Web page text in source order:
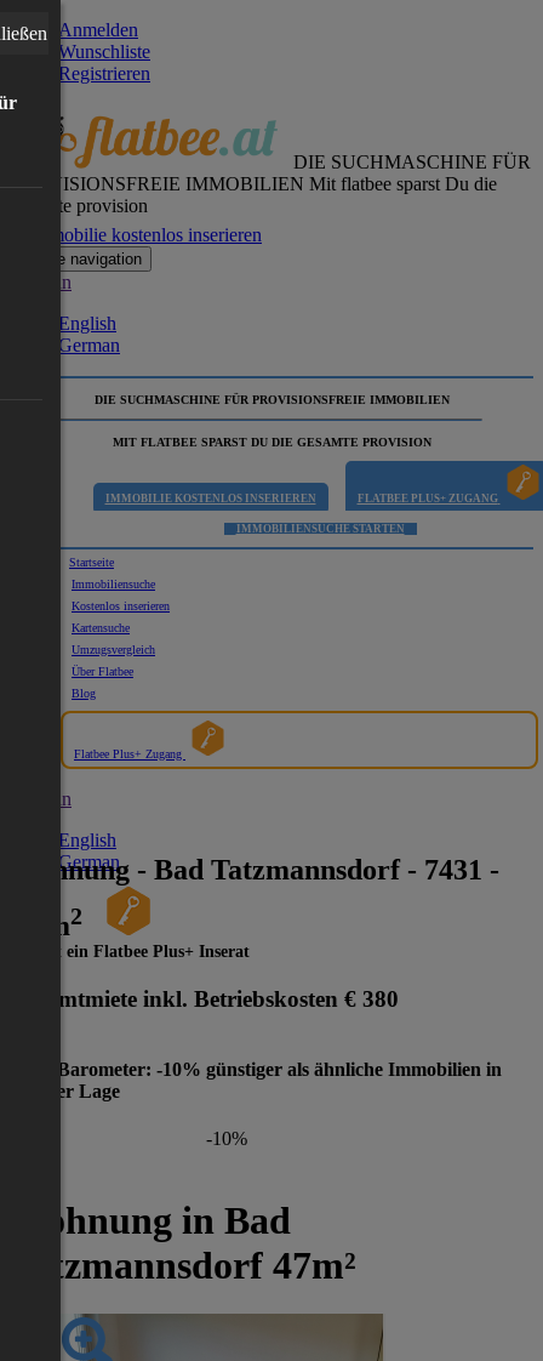
Anmelden
Wunschliste
Registrieren
DIE SUCHMASCHINE FÜR
PROVISIONSFREIE IMMOBILIEN Mit flatbee sparst Du die
gesamte provision
Immobilie kostenlos inserieren
Toggle navigation
German
English
German
DIE SUCHMASCHINE FÜR PROVISIONSFREIE IMMOBILIEN
MIT FLATBEE SPARST DU DIE GESAMTE PROVISION
IMMOBILIE KOSTENLOS INSERIEREN FLATBEE PLUS+ ZUGANG
IMMOBILIENSUCHE STARTEN
Startseite
Immobiliensuche
Kostenlos inserieren
Kartensuche
Umzugsvergleich
Über Flatbee
Blog
Flatbee Plus+ Zugang
German
English
German
Wohnung - Bad Tatzmannsdorf - 7431 -
47 m2
Dies ist ein Flatbee Plus+ Inserat
Gesamtmiete inkl. Betriebskosten € 380
Preis-Barometer: -10% günstiger als ähnliche Immobilien in
gleicher Lage
-10%
Wohnung in Bad
Tatzmannsdorf 47m²